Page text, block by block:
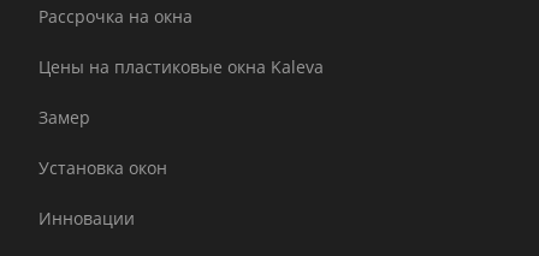
Рассрочка на окна
Цены на пластиковые окна Kaleva
Замер
Установка окон
Инновации